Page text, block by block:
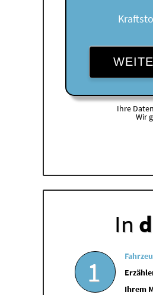
Ihre
Wir
In
1
Ihrem